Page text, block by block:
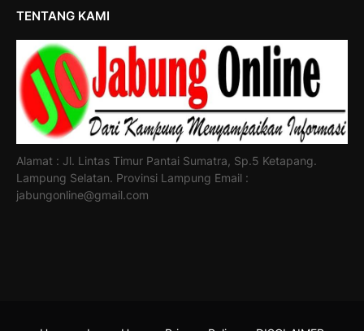
TENTANG KAMI
Alamat : Jl. Lintas Timur Pantai Sumatra, Sp.5 Ketapang.
Lampung Selatan. Provinsi Lampung Email :
jabungonline@gmail.com